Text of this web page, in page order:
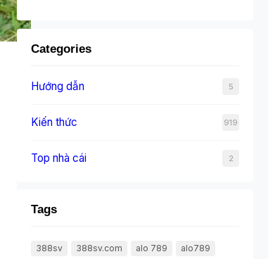
Categories
Hướng dẫn 5
Kiến thức 919
Top nhà cái 2
Tags
388sv 388sv.com alo 789
alo789